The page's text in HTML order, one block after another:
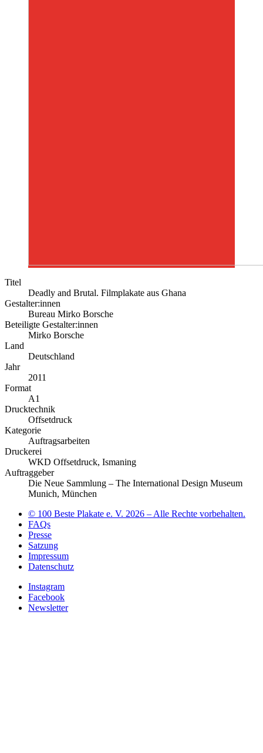
Titel
Deadly and Brutal. Filmplakate aus Ghana
Gestalter:innen
Bureau Mirko Borsche
Beteiligte Gestalter:innen
Mirko Borsche
Land
Deutschland
Jahr
2011
Format
A1
Drucktechnik
Offsetdruck
Kategorie
Auftragsarbeiten
Druckerei
WKD Offsetdruck, Ismaning
Auftraggeber
Die Neue Sammlung – The International Design Museum
Munich, München
© 100 Beste Plakate e. V. 2026 – Alle Rechte vorbehalten.
FAQs
Presse
Satzung
Impressum
Datenschutz
Instagram
Facebook
Newsletter